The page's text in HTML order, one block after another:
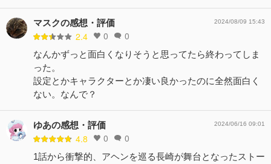
マスクの感想・評価
2.4 0 0
2024/08/09 15:43
なんかずっと面白くなりそうと思ってたら終わってしま
った。
設定とかキャラクターとか凄い良かったのに全然面白く
ない。なんで？
ゆあの感想・評価
4.8 0 0
2024/06/16 09:01
1話から衝撃的、アヘンを巡る長崎が舞台となったストー